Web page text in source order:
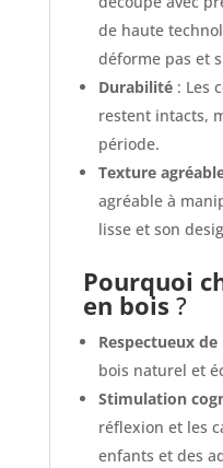
de haute
déforme pas et
Durabilité: Les
restent intacts,
période.
Texture
agréable à
lisse et son
Pourquoi
en bois ?
Respectueux
bois naturel et
Stimulation
réflexion et les
enfants et des